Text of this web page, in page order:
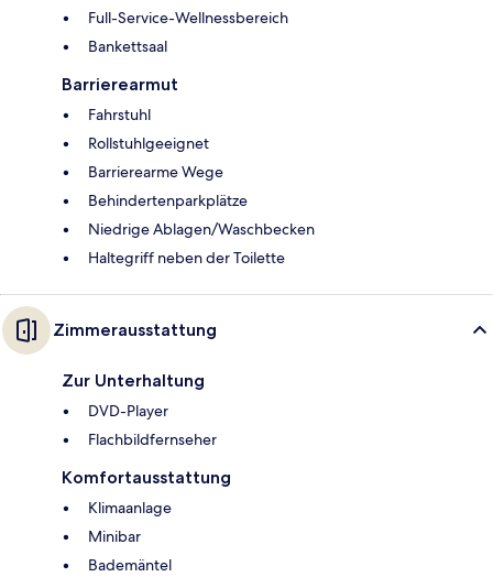
Full-Service-Wellnessbereich
Bankettsaal
Barrierearmut
Fahrstuhl
Rollstuhlgeeignet
Barrierearme Wege
Behindertenparkplätze
Niedrige Ablagen/Waschbecken
Haltegriff neben der Toilette
Zimmerausstattung
Zur Unterhaltung
DVD-Player
Flachbildfernseher
Komfortausstattung
Klimaanlage
Minibar
Bademäntel